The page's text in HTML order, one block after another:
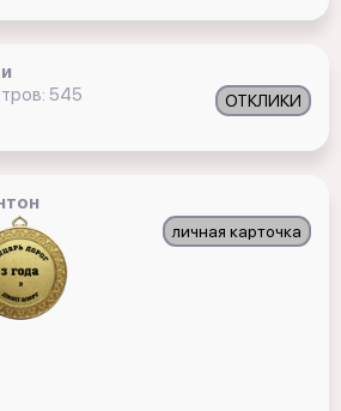
ОТКЛИКИ
545
личная карточка